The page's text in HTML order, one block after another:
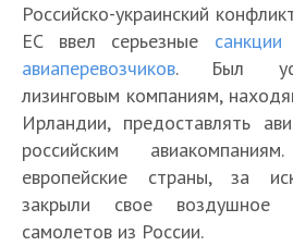
Российско-украинский
ЕС ввел серьезные
авиаперевозчиков. Был
лизинговым компаниям,
Ирландии, предоставлять
российским
европейские страны, за
закрыли свое воздушное
самолетов из России.